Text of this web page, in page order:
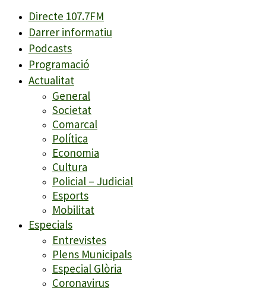
Directe 107.7FM
Darrer informatiu
Podcasts
Programació
Actualitat
General
Societat
Comarcal
Política
Economia
Cultura
Policial – Judicial
Esports
Mobilitat
Especials
Entrevistes
Plens Municipals
Especial Glòria
Coronavirus